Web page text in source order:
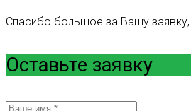
Спасибо большое за Вашу
Оставьте заявку